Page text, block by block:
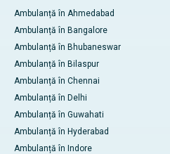
Ambulanță în Ahmedabad
Ambulanță în Bangalore
Ambulanță în Bhubaneswar
Ambulanță în Bilaspur
Ambulanță în Chennai
Ambulanță în Delhi
Ambulanță în Guwahati
Ambulanță în Hyderabad
Ambulanță în Indore